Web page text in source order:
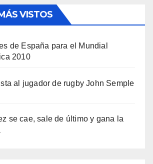
VISTOS
de España para el Mundial
2010
al jugador de rugby John Semple
se cae, sale de último y gana la